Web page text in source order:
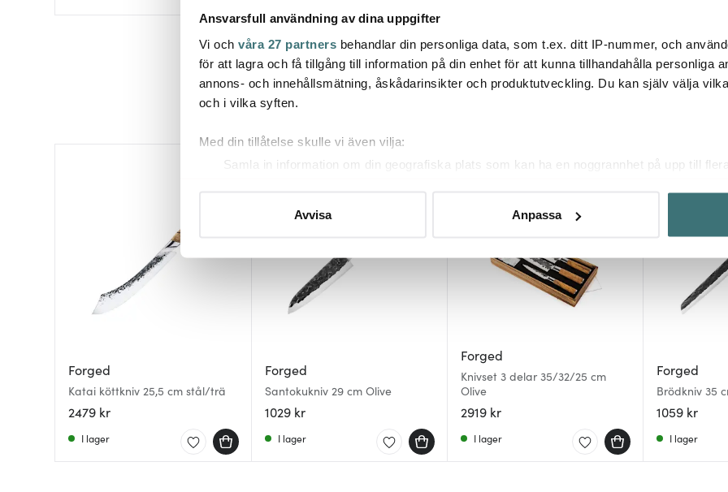
Ansvarsfull användning av dina uppgifter
Vi och våra 27 partners behandlar din personliga data, som t.ex. ditt IP-nummer, och
för att lagra och få tillgång till information på din enhet för att kunna tillhandahålla personliga
annons- och innehållsmätning, åskådarinsikter och produktutveckling. Du kan själv välja
och i vilka syften.
Med din tillåtelse skulle vi även vilja:
Samla in information om din geografiska plats som kan ha en noggrannhet på upp till
eller dra tillbaka ditt samtycke när som helst från cookie-förklaringen.
Vi använder cookies för att innehållet och annonserna ska anpassas efter det som vi tror att
att vi kan analysera vår trafik och göra hemsidan ännu bättre. Du bestämmer själv vilka
Avvisa Anpassa
Du kanske också gillar
Forged
Katai köttkniv 25,5 cm stål/trä
2479 kr
I lager
Forged
Santokukniv 29 cm Olive
1029 kr
I lager
Forged
Knivset 3 delar 35/32/25 cm
Olive
2919 kr
I lager
Forged
Brödkniv 35
1059 kr
I lager